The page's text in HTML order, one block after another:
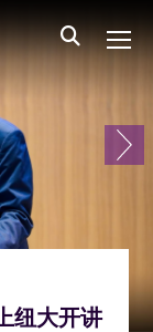
All NYU
纽大2026
纽大开讲
，一场
上纽本科
？上纽大